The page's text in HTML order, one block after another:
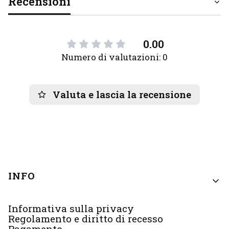
0.00
Numero di valutazioni: 0
Valuta e lascia la recensione
Menu di piè di pagina
INFO
Informativa sulla privacy
Regolamento e diritto di recesso